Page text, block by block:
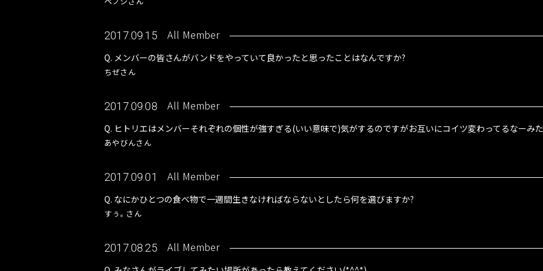
2017.09.15 All Member
Q. メンバーの皆さんがバンドをやっていて良かったと思ったことはなんですか?
ちぜさん
2017.09.08 All Member
Q. ヒトリエはメンバーそれぞれの個性が強すぎる(いい意味で)気がするのですがお互いにコイツ変わってるなーみ
あやびんさん
2017.09.01 All Member
Q. なにかひとつの食べ物で一週間生きなければならないとしたら何を選びますか?
すぅ。さん
2017.08.25 All Member